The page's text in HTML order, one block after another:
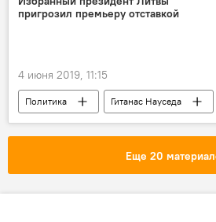
пригрозил премьеру отставкой
4 июня 2019, 11:15
Политика
Гитанас Науседа
Саулюс Сквернялис
Развал правящей коалиции в Литве и
Еще 20